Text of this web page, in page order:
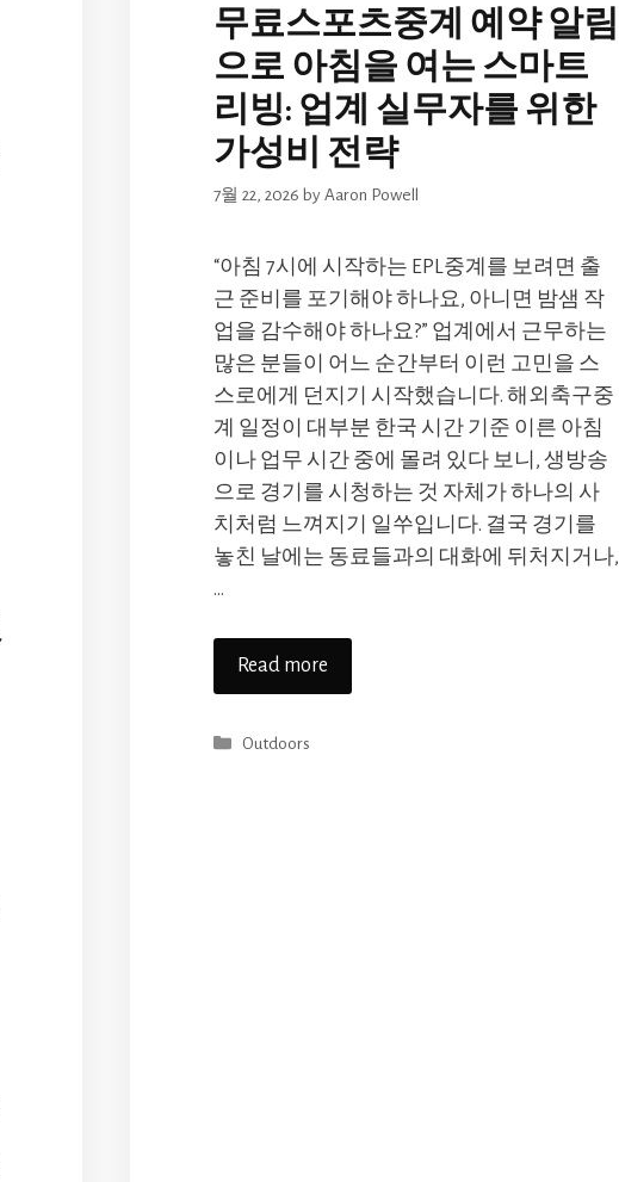
무료스포츠중계 예약 알림
으로 아침을 여는 스마트
리빙: 업계 실무자를 위한
가성비 전략
7월 22, 2026 by Aaron Powell
“아침 7시에 시작하는 EPL중계를 보려면 출
근 준비를 포기해야 하나요, 아니면 밤샘 작
업을 감수해야 하나요?” 업계에서 근무하는
많은 분들이 어느 순간부터 이런 고민을 스
스로에게 던지기 시작했습니다. 해외축구중
계 일정이 대부분 한국 시간 기준 이른 아침
이나 업무 시간 중에 몰려 있다 보니, 생방송
으로 경기를 시청하는 것 자체가 하나의 사
치처럼 느껴지기 일쑤입니다. 결국 경기를
놓친 날에는 동료들과의 대화에 뒤처지거나,
…
Read more
Categories
Outdoors